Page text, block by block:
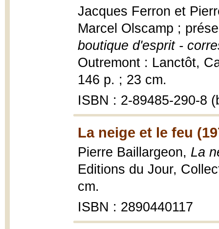
Jacques Ferron et
Marcel Olscamp ;
boutique d'esprit -
Outremont : Lanctôt,
146 p. ; 23 cm.
ISBN : 2-89485-290-8
La neige et le feu
Pierre Baillargeon, La
Editions du Jour,
cm.
ISBN : 2890440117